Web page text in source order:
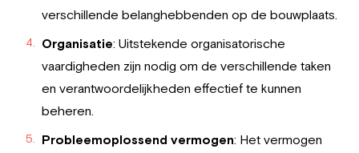
verschillende belanghebbenden op de bouwplaats.
Organisatie: Uitstekende organisatorische
vaardigheden zijn nodig om de verschillende taken
en verantwoordelijkheden effectief te kunnen
beheren.
Probleemoplossend vermogen: Het vermogen